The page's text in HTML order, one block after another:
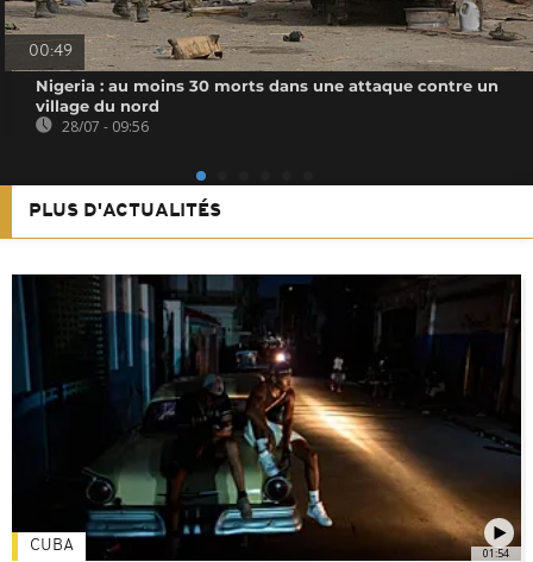
00:49
Nigeria : au moins 30 morts dans une attaque contre un
village du nord
28/07 - 09:56
PLUS D'ACTUALITÉS
01:54
CUBA